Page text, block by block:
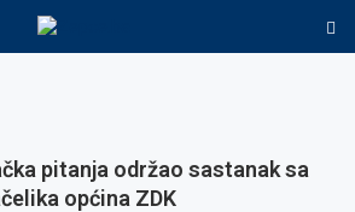
pitanja održao sastanak sa
općina ZDK